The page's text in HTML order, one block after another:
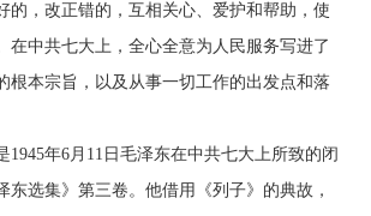
的，改正错的，互相关心、爱护和帮助，使
在中共七大上，全心全意为人民服务写进了
根本宗旨，以及从事一切工作的出发点和落
年6月11日毛泽东在中共七大上所致的闭
东选集》第三卷。他借用《列子》的典故，